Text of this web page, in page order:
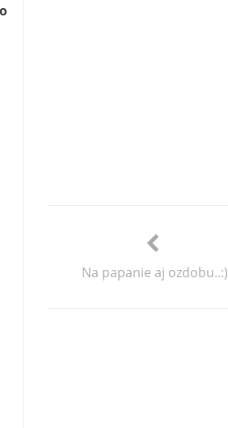
Na papanie aj ozdobu..:)